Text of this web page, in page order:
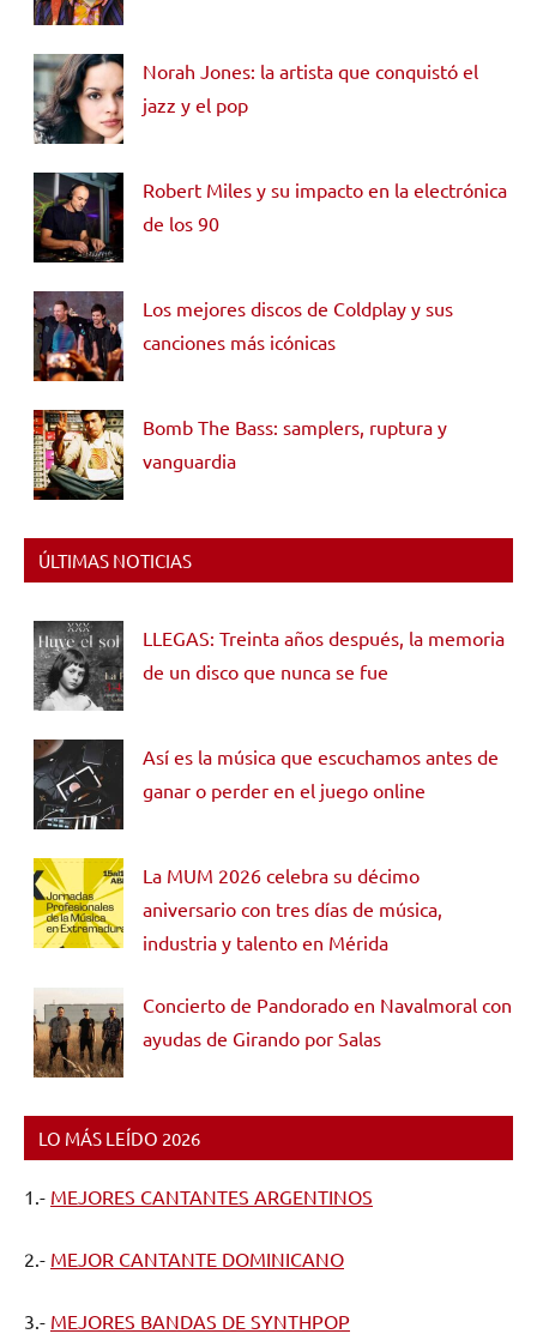
Norah Jones: la artista que conquistó el
jazz y el pop
Robert Miles y su impacto en la electrónica
de los 90
Los mejores discos de Coldplay y sus
canciones más icónicas
Bomb The Bass: samplers, ruptura y
vanguardia
ÚLTIMAS NOTICIAS
LLEGAS: Treinta años después, la memoria
de un disco que nunca se fue
Así es la música que escuchamos antes de
ganar o perder en el juego online
La MUM 2026 celebra su décimo
aniversario con tres días de música,
industria y talento en Mérida
Concierto de Pandorado en Navalmoral con
ayudas de Girando por Salas
LO MÁS LEÍDO 2026
1.- MEJORES CANTANTES ARGENTINOS
2.- MEJOR CANTANTE DOMINICANO
3.- MEJORES BANDAS DE SYNTHPOP